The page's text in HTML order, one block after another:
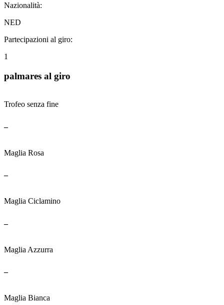
Nazionalità:
NED
Partecipazioni al giro:
1
palmares al giro
Trofeo senza fine
Maglia Rosa
Maglia Ciclamino
Maglia Azzurra
Maglia Bianca